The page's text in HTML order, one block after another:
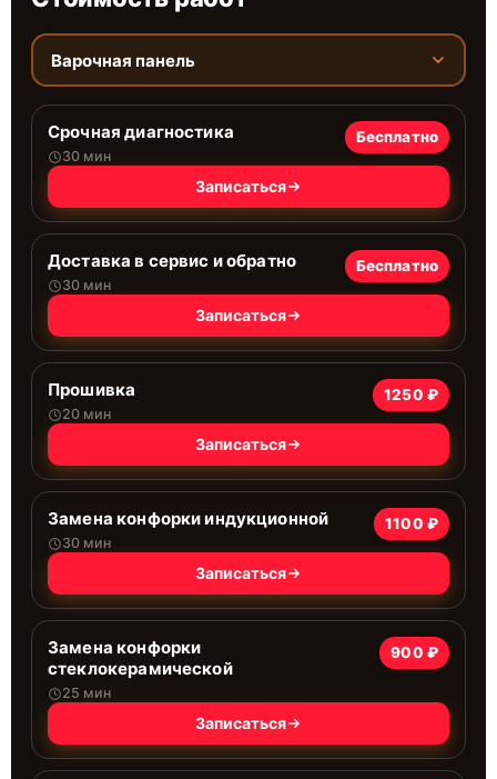
Варочная панель
Срочная диагностика
30 мин
Бесплатно
Записаться
Доставка в сервис и обратно
30 мин
Бесплатно
Записаться
Прошивка
20 мин
1250 ₽
Записаться
Замена конфорки индукционной
30 мин
1100 ₽
Записаться
Замена конфорки
стеклокерамической
25 мин
900 ₽
Записаться